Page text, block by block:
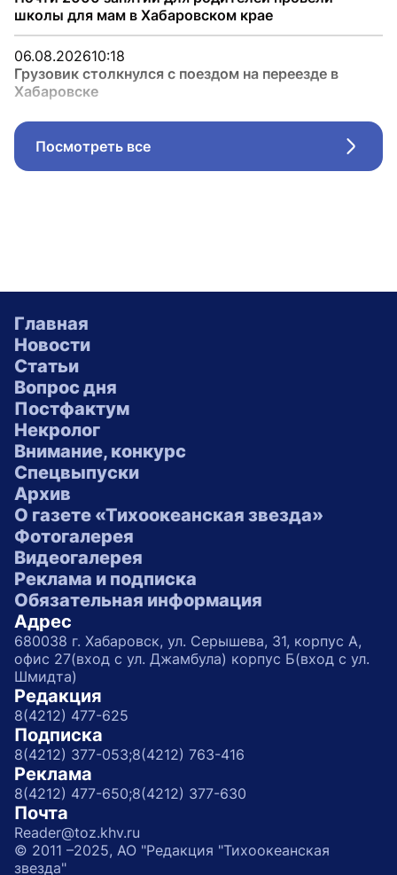
школы для мам в Хабаровском крае
06.08.202610:18
Грузовик столкнулся с поездом на переезде в
Хабаровске
Посмотреть все
Главная
Новости
Статьи
Вопрос дня
Постфактум
Некролог
Внимание, конкурс
Спецвыпуски
Архив
О газете «Тихоокеанская звезда»
Фотогалерея
Видеогалерея
Реклама и подписка
Обязательная информация
Адрес
680038 г. Хабаровск, ул. Серышева, 31, корпус А,
офис 27(вход с ул. Джамбула) корпус Б(вход с ул.
Шмидта)
Редакция
8(4212) 477-625
Подписка
8(4212) 377-053;8(4212) 763-416
Реклама
8(4212) 477-650;8(4212) 377-630
Почта
Reader@toz.khv.ru
© 2011 –2025, АО "Редакция "Тихоокеанская
звезда"